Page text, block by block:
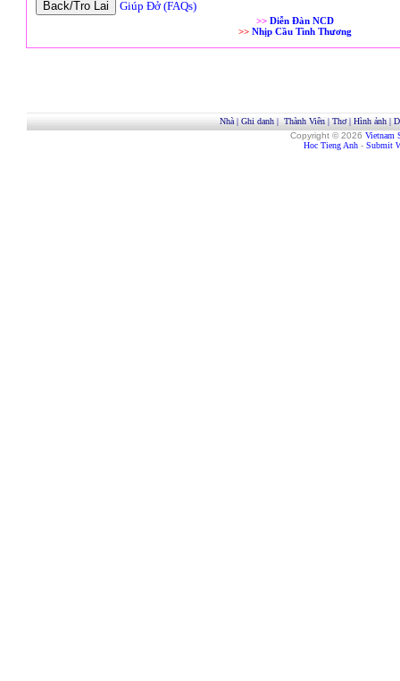
Giúp Đở (FAQs)
>> Diễn Đàn NCD
>> Nhịp Cầu Tình Thương
Nhà| Ghi danh| Thành Viên| Thơ| Hình ảnh|
Copyright © 2026 Vietnam
Hoc Tieng Anh - Submit